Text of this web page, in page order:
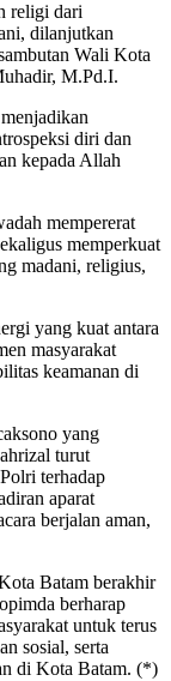
religi dari
dilanjutkan
Wali Kota
M.Pd.I.
diri dan
kepada Allah
mempererat
memperkuat
madani, religius,
yang kuat antara
masyarakat
keamanan di
yang
turut
terhadap
aparat
berjalan aman,
Batam berakhir
berharap
untuk terus
sosial, serta
di Kota Batam. (*)